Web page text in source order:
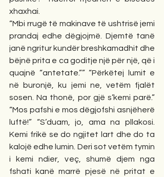
xhaxhai.
“Mbi rrugë të makinave të ushtrisë jemi
prandaj edhe dëgjojmë. Djemtë tanë
janë ngritur kundër breshkamadhit dhe
bëjnë prita e ca goditje një për një, që i
quajnë “antetate.”” “Përkëtej lumit e
në buronjë, ku jemi ne, vetëm fjalët
sosen. Na thonë, por gjë s’kemi parë.”
“Mos pafshi e mos dëgjofshi asnjëherë
luftë!” “S’duam, jo, ama na pllakosi.
Kemi frikë se do ngjitet lart dhe do ta
kalojë edhe lumin. Deri sot vetëm tymin
i kemi ndier, veç, shumë djem nga
fshati kanë marrë pjesë në pritat e